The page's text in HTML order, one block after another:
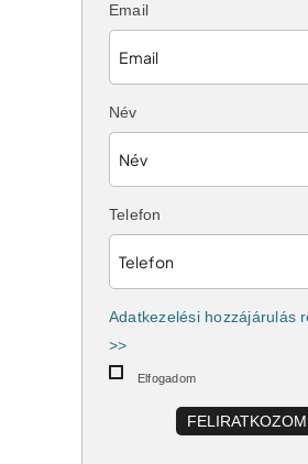
Email
Név
Telefon
Adatkezelési hozzájárulás
>>
Elfogadom
FELIRATKOZOM